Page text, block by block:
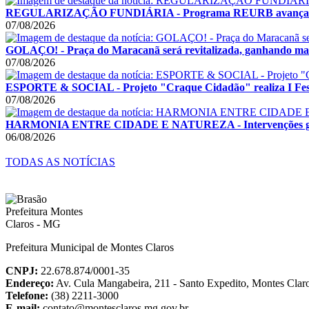
REGULARIZAÇÃO FUNDIÁRIA - Programa REURB avança
07/08/2026
GOLAÇO! - Praça do Maracanã será revitalizada, ganhando
07/08/2026
ESPORTE & SOCIAL - Projeto "Craque Cidadão" realiza I
07/08/2026
HARMONIA ENTRE CIDADE E NATUREZA - Intervenções
06/08/2026
TODAS AS NOTÍCIAS
Prefeitura Municipal de Montes Claros
CNPJ: 22.678.874/0001-35
Endereço: Av. Cula Mangabeira, 211 - Santo Expedito, Montes
Telefone: (38) 2211-3000